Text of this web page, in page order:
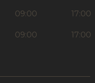
09:00 17:00
09:00 17:00